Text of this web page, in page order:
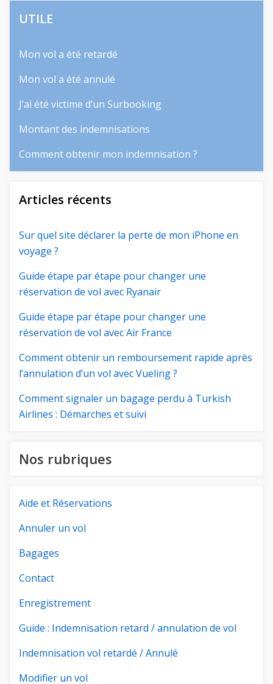
UTILE
Mon vol a été retardé
Mon vol a été annulé
J’ai été victime d’un Surbooking
Montant des indemnisations
Comment obtenir mon indemnisation ?
Articles récents
Sur quel site déclarer la perte de mon iPhone en
voyage ?
Guide étape par étape pour changer une
réservation de vol avec Ryanair
Guide étape par étape pour changer une
réservation de vol avec Air France
Comment obtenir un remboursement rapide après
l’annulation d’un vol avec Vueling ?
Comment signaler un bagage perdu à Turkish
Airlines : Démarches et suivi
Nos rubriques
Aide et Réservations
Annuler un vol
Bagages
Contact
Enregistrement
Guide : Indemnisation retard / annulation de vol
Indemnisation vol retardé / Annulé
Modifier un vol